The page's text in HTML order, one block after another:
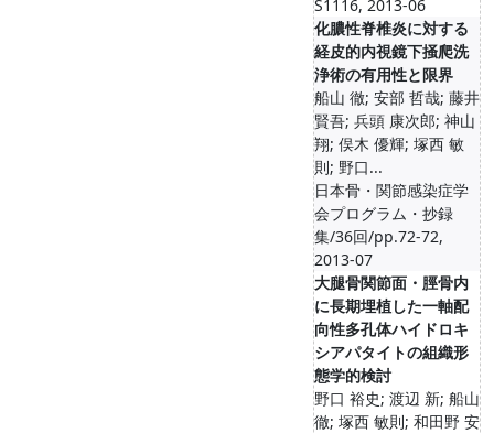
S1116, 2013-06
化膿性脊椎炎に対する
経皮的内視鏡下掻爬洗
浄術の有用性と限界
船山 徹; 安部 哲哉; 藤井
賢吾; 兵頭 康次郎; 神山
翔; 俣木 優輝; 塚西 敏
則; 野口...
日本骨・関節感染症学
会プログラム・抄録
集/36回/pp.72-72,
2013-07
大腿骨関節面・脛骨内
に長期埋植した一軸配
向性多孔体ハイドロキ
シアパタイトの組織形
態学的検討
野口 裕史; 渡辺 新; 船山
徹; 塚西 敏則; 和田野 安